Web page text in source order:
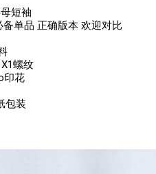
短袖
单品 正确版本 欢迎对比
螺纹
印花
包装